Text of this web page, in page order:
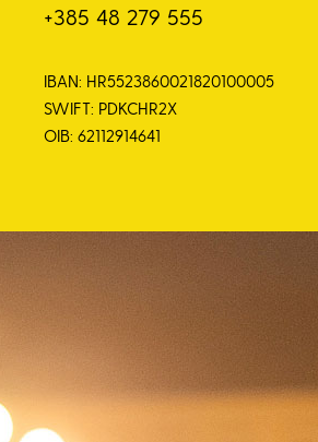
+385 48 279 555
IBAN: HR5523860021820100005
SWIFT: PDKCHR2X
OIB: 62112914641